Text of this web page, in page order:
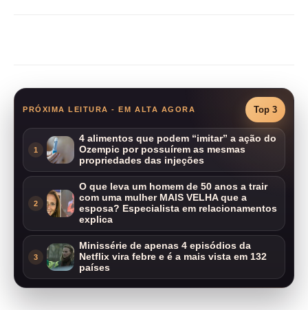
PRÓXIMA LEITURA - EM ALTA AGORA Top 3
1
4 alimentos que podem “imitar” a ação do
Ozempic por possuírem as mesmas
propriedades das injeções
2
O que leva um homem de 50 anos a trair
com uma mulher MAIS VELHA que a
esposa? Especialista em relacionamentos
explica
3
Minissérie de apenas 4 episódios da
Netflix vira febre e é a mais vista em 132
países